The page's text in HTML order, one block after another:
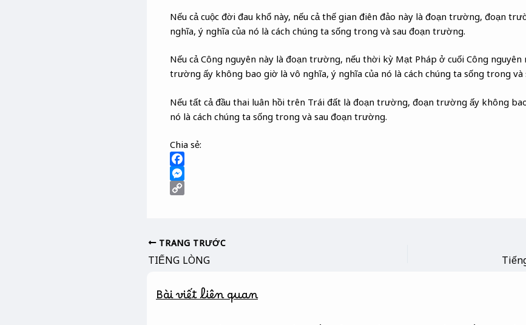
Nếu cả cuộc đời đau khổ này, nếu cả thế gian điên đảo này là đoạn trường, đoạn
nghĩa, ý nghĩa của nó là cách chúng ta sống trong và sau đoạn trường.
Nếu cả Công nguyên này là đoạn trường, nếu thời kỳ Mạt Pháp ở cuối Công
trường ấy không bao giờ là vô nghĩa, ý nghĩa của nó là cách chúng ta sống trong
Nếu tất cả đầu thai luân hồi trên Trái đất là đoạn trường, đoạn trường ấy không
nó là cách chúng ta sống trong và sau đoạn trường.
Chia sẻ:
F
a
o
o
M
e
n
e
y
L
n
TRANG TRƯỚC
TIẾNG LÒNG
Bài viết liên quan